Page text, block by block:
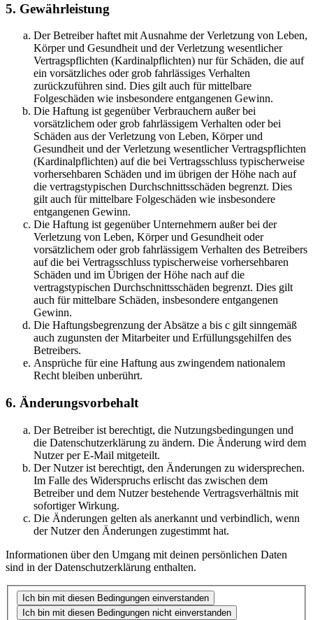
5. Gewährleistung
Der Betreiber haftet mit Ausnahme der Verletzung von Leben,
Körper und Gesundheit und der Verletzung wesentlicher
Vertragspflichten (Kardinalpflichten) nur für Schäden, die auf
ein vorsätzliches oder grob fahrlässiges Verhalten
zurückzuführen sind. Dies gilt auch für mittelbare
Folgeschäden wie insbesondere entgangenen Gewinn.
Die Haftung ist gegenüber Verbrauchern außer bei
vorsätzlichem oder grob fahrlässigem Verhalten oder bei
Schäden aus der Verletzung von Leben, Körper und
Gesundheit und der Verletzung wesentlicher Vertragspflichten
(Kardinalpflichten) auf die bei Vertragsschluss typischerweise
vorhersehbaren Schäden und im übrigen der Höhe nach auf
die vertragstypischen Durchschnittsschäden begrenzt. Dies
gilt auch für mittelbare Folgeschäden wie insbesondere
entgangenen Gewinn.
Die Haftung ist gegenüber Unternehmern außer bei der
Verletzung von Leben, Körper und Gesundheit oder
vorsätzlichem oder grob fahrlässigem Verhalten des Betreibers
auf die bei Vertragsschluss typischerweise vorhersehbaren
Schäden und im Übrigen der Höhe nach auf die
vertragstypischen Durchschnittsschäden begrenzt. Dies gilt
auch für mittelbare Schäden, insbesondere entgangenen
Gewinn.
Die Haftungsbegrenzung der Absätze a bis c gilt sinngemäß
auch zugunsten der Mitarbeiter und Erfüllungsgehilfen des
Betreibers.
Ansprüche für eine Haftung aus zwingendem nationalem
Recht bleiben unberührt.
6. Änderungsvorbehalt
Der Betreiber ist berechtigt, die Nutzungsbedingungen und
die Datenschutzerklärung zu ändern. Die Änderung wird dem
Nutzer per E-Mail mitgeteilt.
Der Nutzer ist berechtigt, den Änderungen zu widersprechen.
Im Falle des Widerspruchs erlischt das zwischen dem
Betreiber und dem Nutzer bestehende Vertragsverhältnis mit
sofortiger Wirkung.
Die Änderungen gelten als anerkannt und verbindlich, wenn
der Nutzer den Änderungen zugestimmt hat.
Informationen über den Umgang mit deinen persönlichen Daten
sind in der Datenschutzerklärung enthalten.